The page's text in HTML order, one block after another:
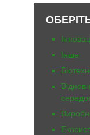
Інше